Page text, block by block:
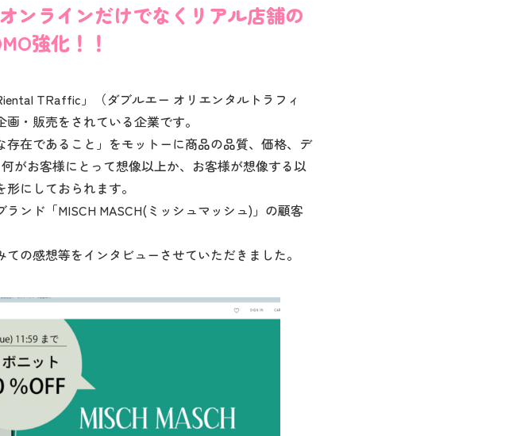
ンラインだけでなくリアル店舗の
強化！！
TRaffic」（ダブルエー オリエンタルトラフィ
・販売をされている企業です。
存在であること」をモットーに商品の品質、価格、デ
がお客様にとって想像以上か、お客様が想像する以
にしておられます。
ンド「MISCH MASCH(ミッシュマッシュ)」の顧客
の感想等をインタビューさせていただきました。